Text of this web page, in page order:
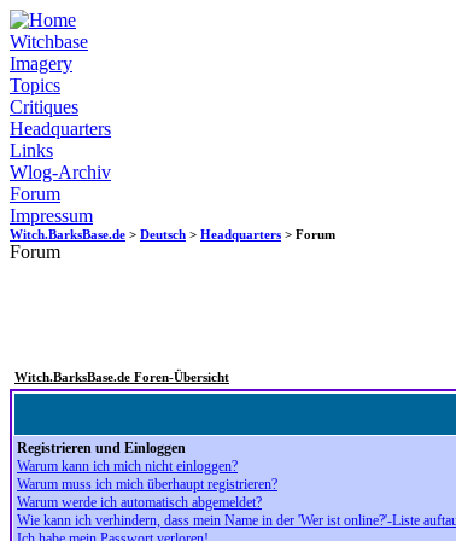
Witchbase
Imagery
Topics
Critiques
Headquarters
Links
Wlog-Archiv
Forum
Impressum
Witch.BarksBase.de > Deutsch > Headquarters > Forum
Forum
Witch.BarksBase.de Foren-Übersicht
Registrieren und Einloggen
Warum kann ich mich nicht einloggen?
Warum muss ich mich überhaupt registrieren?
Warum werde ich automatisch abgemeldet?
Wie kann ich verhindern, dass mein Name in der 'Wer ist online?'-Liste